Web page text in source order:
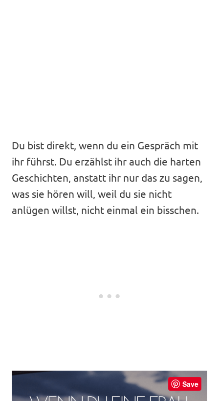
Du bist direkt, wenn du ein Gespräch mit
ihr führst. Du erzählst ihr auch die harten
Geschichten, anstatt ihr nur das zu sagen,
was sie hören will, weil du sie nicht
anlügen willst, nicht einmal ein bisschen.
Save